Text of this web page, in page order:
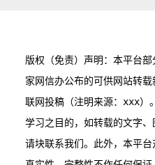
版权（免责）声明：本平台
家网信办公布的可供网站转
联网投稿（注明来源：xxx）
学习之目的，如转载的文字、
请块联系我们。此外，本平